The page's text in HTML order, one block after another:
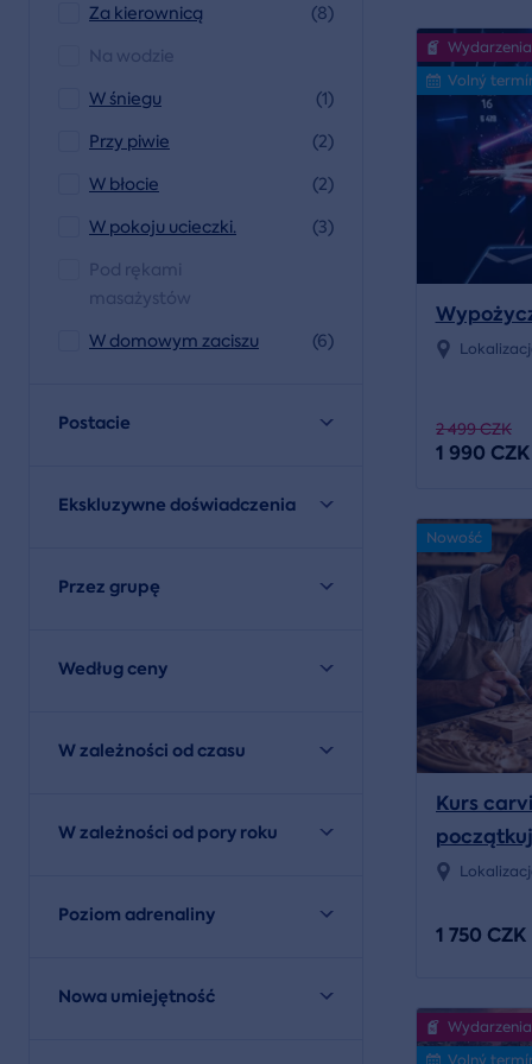
Za kierownicą
(8)
Na wodzie
W śniegu
(1)
Przy piwie
(2)
W błocie
(2)
W pokoju ucieczki.
(3)
Pod rękami
masażystów
W domowym zaciszu
(6)
Postacie
Ekskluzywne doświadczenia
Przez grupę
Według ceny
W zależności od czasu
W zależności od pory roku
Poziom adrenaliny
Nowa umiejętność
Wydarzenia
Volný
2 499 CZK
1 990 CZK
Nowość
Kurs
1 750 CZK
Wydarzenia